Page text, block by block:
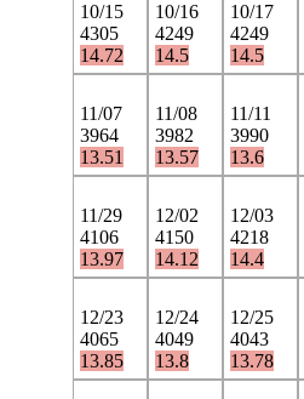
10/15
4305
14.72
10/16
4249
14.5
10/17
4249
14.5
11/07
3964
13.51
11/08
3982
13.57
11/11
3990
13.6
11/29
4106
13.97
12/02
4150
14.12
12/03
4218
14.4
12/23
4065
13.85
12/24
4049
13.8
12/25
4043
13.78